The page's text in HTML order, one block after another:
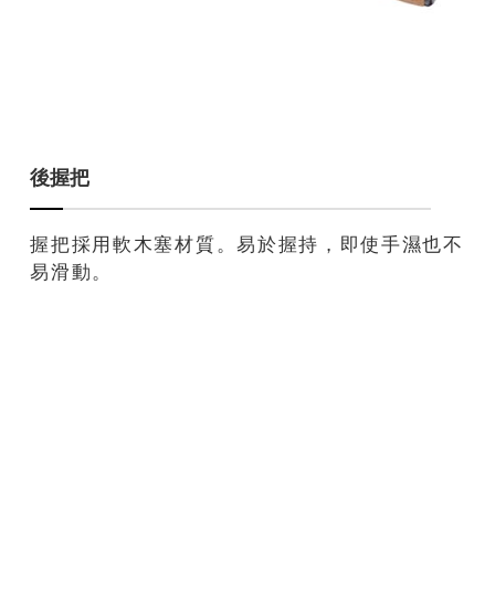
後握把
握把採用軟木塞材質。易於握持，即使手濕也不
易滑動。